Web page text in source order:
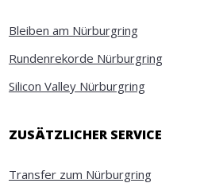
Bleiben am Nürburgring
Rundenrekorde Nürburgring
Silicon Valley Nürburgring
ZUSÄTZLICHER SERVICE
Transfer zum Nürburgring